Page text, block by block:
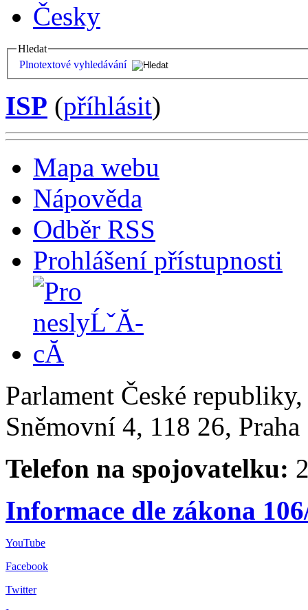
Česky
Hledat
Plnotextové vyhledávání
ISP (příhlásit)
Mapa webu
Nápověda
Odběr RSS
Prohlášení přístupnosti
Parlament České
Sněmovní 4, 118 26,
Telefon na spojovatelku:
Informace dle zákona
YouTube
Facebook
Twitter